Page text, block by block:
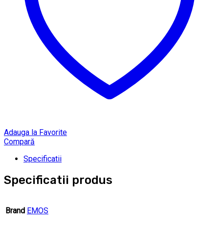
Adauga la Favorite
Compară
Specificatii
Specificatii produs
Brand EMOS